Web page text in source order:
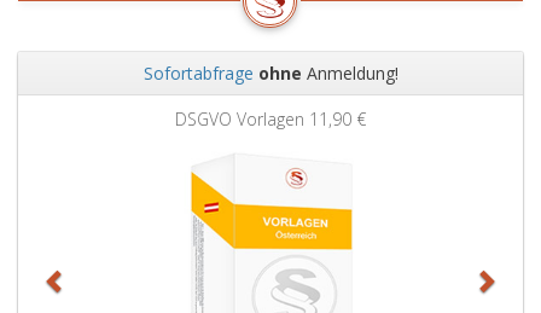
Sofortabfrage ohne Anmeldung!
DSGVO Vorlagen 11,90 €